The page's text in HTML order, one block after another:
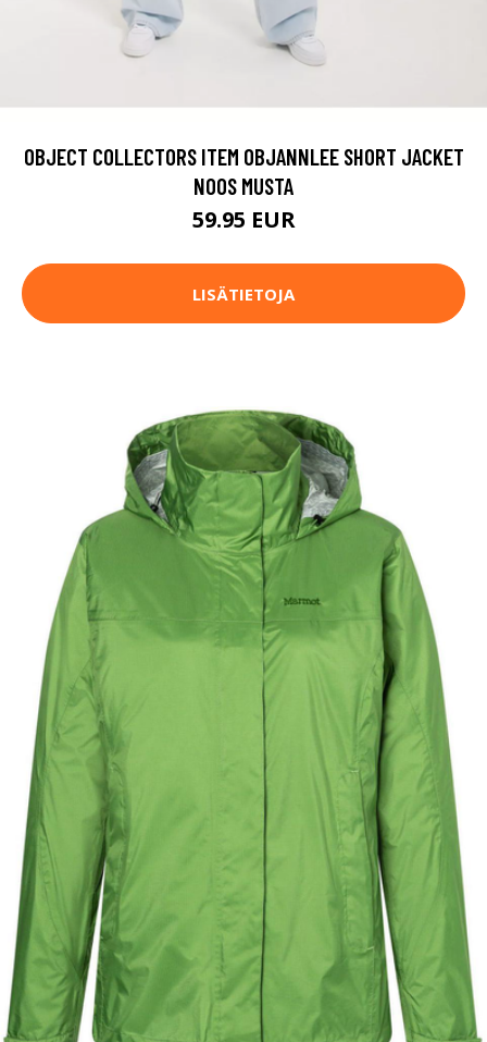
OBJECT COLLECTORS ITEM OBJANNLEE SHORT JACKET
NOOS MUSTA
59.95 EUR
LISÄTIETOJA